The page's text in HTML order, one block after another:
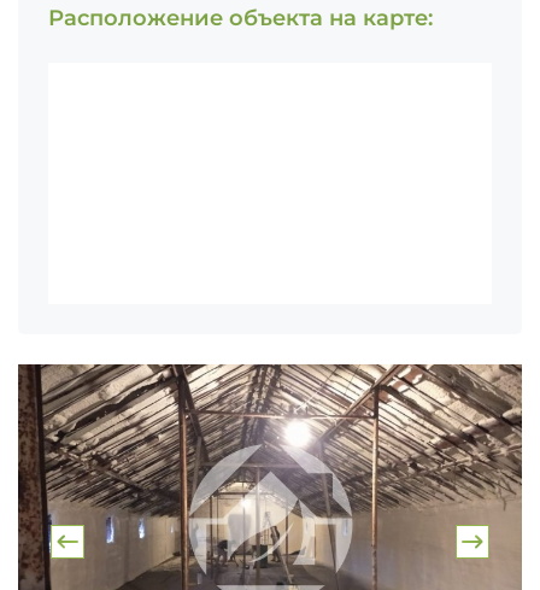
Расположение объекта на карте: